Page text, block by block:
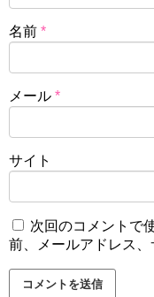
名前 *
メール *
サイト
次回のコメントで
前、メールアドレス、